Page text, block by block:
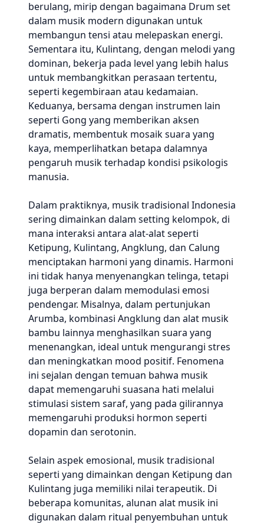
berulang, mirip dengan bagaimana Drum set
dalam musik modern digunakan untuk
membangun tensi atau melepaskan energi.
Sementara itu, Kulintang, dengan melodi yang
dominan, bekerja pada level yang lebih halus
untuk membangkitkan perasaan tertentu,
seperti kegembiraan atau kedamaian.
Keduanya, bersama dengan instrumen lain
seperti Gong yang memberikan aksen
dramatis, membentuk mosaik suara yang
kaya, memperlihatkan betapa dalamnya
pengaruh musik terhadap kondisi psikologis
manusia.
Dalam praktiknya, musik tradisional Indonesia
sering dimainkan dalam setting kelompok, di
mana interaksi antara alat-alat seperti
Ketipung, Kulintang, Angklung, dan Calung
menciptakan harmoni yang dinamis. Harmoni
ini tidak hanya menyenangkan telinga, tetapi
juga berperan dalam memodulasi emosi
pendengar. Misalnya, dalam pertunjukan
Arumba, kombinasi Angklung dan alat musik
bambu lainnya menghasilkan suara yang
menenangkan, ideal untuk mengurangi stres
dan meningkatkan mood positif. Fenomena
ini sejalan dengan temuan bahwa musik
dapat memengaruhi suasana hati melalui
stimulasi sistem saraf, yang pada gilirannya
memengaruhi produksi hormon seperti
dopamin dan serotonin.
Selain aspek emosional, musik tradisional
seperti yang dimainkan dengan Ketipung dan
Kulintang juga memiliki nilai terapeutik. Di
beberapa komunitas, alunan alat musik ini
digunakan dalam ritual penyembuhan untuk